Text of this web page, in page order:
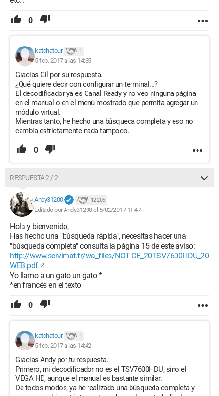
0
katchatour 1
5 feb. 2017 a las 14:35
Gracias Gil por su respuesta.
¿Qué quiere decir con configurar un terminal...?
El decodificador ya es Canal Ready y no veo ninguna página
en el manual o en el menú mostrado que permita agregar un
módulo virtual.
Mientras tanto, he hecho una búsqueda completa y eso no
cambia estrictamente nada tampoco.
0
RESPUESTA 2 / 2
Andy31200 12 205
Editado por Andy31200 el 5/02/2017 11:47
Hola y bienvenido,
Has hecho una "búsqueda rápida", necesitas hacer una
"búsqueda completa" consulta la página 15 de este aviso:
http://www.servimat.fr/wa_files/NOTICE_20TSV7600HDU_20
WEB.pdf
Yo llamo a un gato un gato *
*en francés en el texto
0
katchatour 1
5 feb. 2017 a las 14:42
Gracias Andy por tu respuesta.
Primero, mi decodificador no es el TSV7600HDU, sino el
VEGA HD, aunque el manual es bastante similar.
De todos modos, ya he realizado una búsqueda completa y